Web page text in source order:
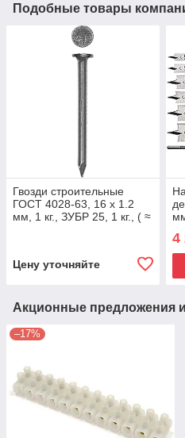
Подобные товары
Гвозди строительные
ГОСТ 4028-63, 16 х 1.2
мм, 1 кг., ЗУБР 25, 1 кг., ( ≈
Цену уточняйте
4
Акционные предложения
–17%